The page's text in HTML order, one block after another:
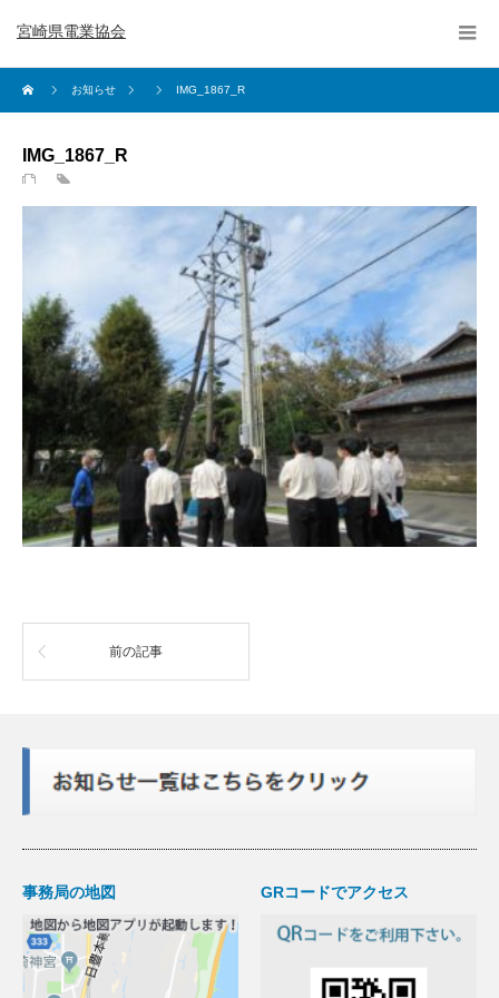
宮崎県電業協会
お知らせ IMG_1867_R
IMG_1867_R
前の記事
事務局の地図 GRコードでアクセス